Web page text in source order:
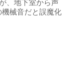
、地下室から声
械音だと誤魔化